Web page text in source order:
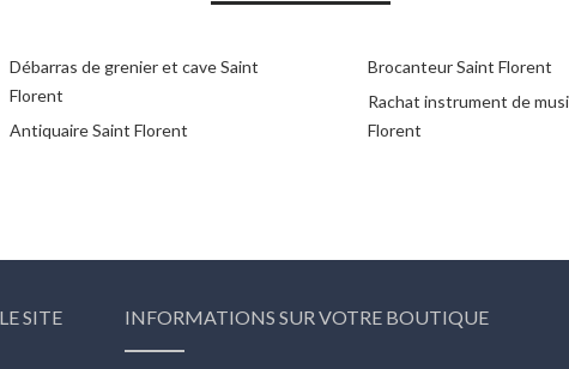
Débarras de grenier et cave Saint
Florent
Antiquaire Saint Florent
Brocanteur Saint Florent
Rachat instrument de
Florent
SITE INFORMATIONS SUR VOTRE BOUTIQUE